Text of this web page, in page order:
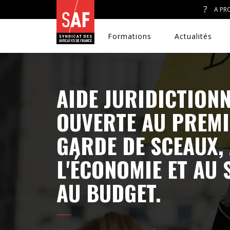
A
Formations Actualités
A. J. ET ACCÈS AU DROIT
CONGRÈS DU SAF
DÉFENSE PÉNALE
DISCRIMINATIONS
AIDE
OUVERTE AU
GARDE DE
L'ÉCONOMIE ET AU
AU BUDGET.